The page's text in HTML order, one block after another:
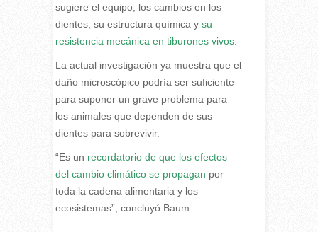
sugiere el equipo, los cambios en los
dientes, su estructura química y su
resistencia mecánica en tiburones vivos.
La actual investigación ya muestra que el
daño microscópico podría ser suficiente
para suponer un grave problema para
los animales que dependen de sus
dientes para sobrevivir.
“Es un recordatorio de que los efectos
del cambio climático se propagan por
toda la cadena alimentaria y los
ecosistemas”, concluyó Baum.